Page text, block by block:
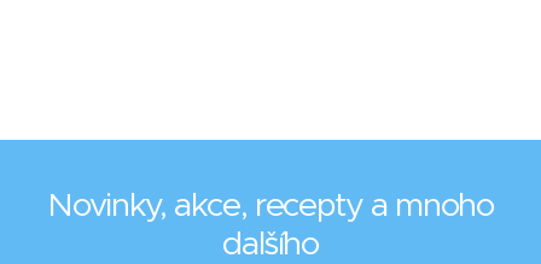
Novinky, akce, recepty a mnoho
dalšího